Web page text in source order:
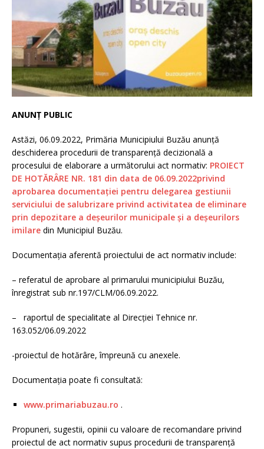
ANUNȚ PUBLIC
Astăzi, 06.09.2022, Primăria Municipiului Buzău anunță
deschiderea procedurii de transparenţă decizională a
procesului de elaborare a următorului act normativ: PROIECT
DE HOTĂRÂRE NR. 181 din data de 06.09.2022privind
aprobarea documentației pentru delegarea gestiunii
serviciului de salubrizare privind activitatea de eliminare
prin depozitare a deșeurilor municipale și a deșeurilors
imilare din Municipiul Buzău.
Documentaţia aferentă proiectului de act normativ include:
– referatul de aprobare al primarului municipiului Buzău,
înregistrat sub nr.197/CLM/06.09.2022.
– raportul de specialitate al Direcției Tehnice nr.
163.052/06.09.2022
-proiectul de hotărâre, împreună cu anexele.
Documentația poate fi consultată:
www.primariabuzau.ro .
Propuneri, sugestii, opinii cu valoare de recomandare privind
proiectul de act normativ supus procedurii de transparenţă